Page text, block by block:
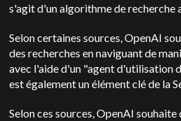
s'agit d'un algorithme de recherche
Selon certaines sources, OpenAI
des recherches en naviguant de
avec l'aide d'un "agent d'utilisation
est également un élément clé de la
Selon ces sources, OpenAI